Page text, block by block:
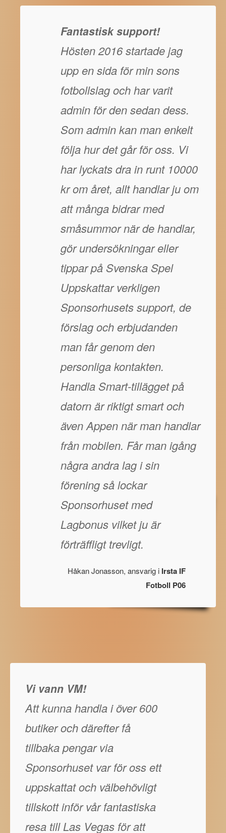
Fantastisk support!
Hösten 2016 startade jag
upp en sida för min sons
fotbollslag och har varit
admin för den sedan dess.
Som admin kan man enkelt
följa hur det går för oss. Vi
har lyckats dra in runt 10000
kr om året, allt handlar ju om
att många bidrar med
småsummor när de handlar,
gör undersökningar eller
tippar på Svenska Spel
Uppskattar verkligen
Sponsorhusets support, de
förslag och erbjudanden
man får genom den
personliga kontakten.
Handla Smart-tillägget på
datorn är riktigt smart och
även Appen när man handlar
från mobilen. Får man igång
några andra lag i sin
förening så lockar
Sponsorhuset med
Lagbonus vilket ju är
förträffligt trevligt.
Håkan Jonasson, ansvarig i Irsta IF
Fotboll P06
Vi vann VM!
Att kunna handla i över 600
butiker och därefter få
tillbaka pengar via
Sponsorhuset var för oss ett
uppskattat och välbehövligt
tillskott inför vår fantastiska
resa till Las Vegas för att